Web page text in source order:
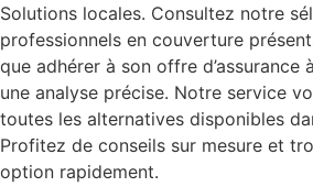
Solutions locales. Consultez notre
professionnels en couverture
que adhérer à son offre d’assurance
une analyse précise. Notre service
toutes les alternatives disponibles
Profitez de conseils sur mesure et
option rapidement.